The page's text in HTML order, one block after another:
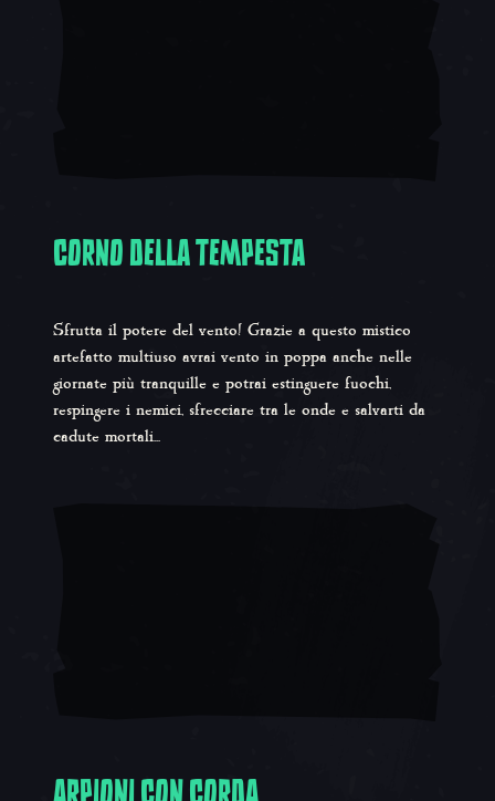
CORNO DELLA TEMPESTA
Sfrutta il potere del vento! Grazie a questo mistico
artefatto multiuso avrai vento in poppa anche nelle
giornate più tranquille e potrai estinguere fuochi,
respingere i nemici, sfrecciare tra le onde e salvarti da
cadute mortali...